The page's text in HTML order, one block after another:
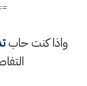
واذا كنت حاب